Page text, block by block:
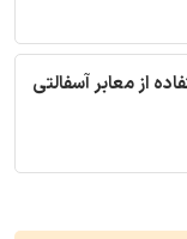
از معابر آسفالتی